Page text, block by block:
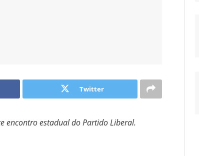
Twitter
encontro estadual do Partido Liberal.